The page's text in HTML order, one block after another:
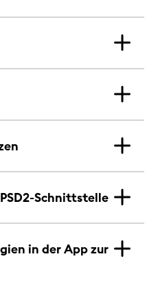
Schnittstelle
in der App zur